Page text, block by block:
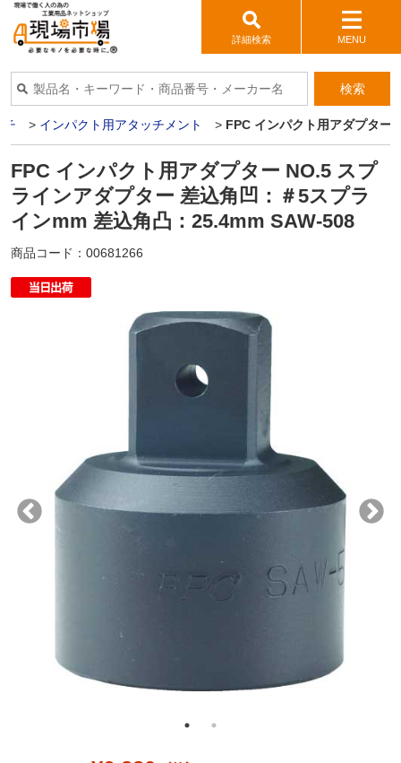
詳細検索 MENU
検索
チ > インパクト用アタッチメント > FPC インパクト用アダプター
FPC インパクト用アダプター NO.5 スプ
ラインアダプター 差込角凹：＃5スプラ
インmm 差込角凸：25.4mm SAW-508
商品コード： 00681266